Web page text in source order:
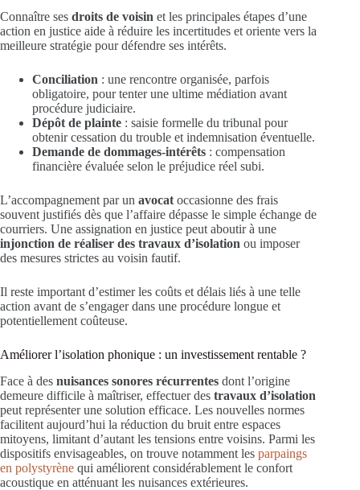
Connaître ses droits de voisin et les principales étapes d’une
action en justice aide à réduire les incertitudes et oriente vers la
meilleure stratégie pour défendre ses intérêts.
Conciliation : une rencontre organisée, parfois
obligatoire, pour tenter une ultime médiation avant
procédure judiciaire.
Dépôt de plainte : saisie formelle du tribunal pour
obtenir cessation du trouble et indemnisation éventuelle.
Demande de dommages-intérêts : compensation
financière évaluée selon le préjudice réel subi.
L’accompagnement par un avocat occasionne des frais
souvent justifiés dès que l’affaire dépasse le simple échange de
courriers. Une assignation en justice peut aboutir à une
injonction de réaliser des travaux d’isolation ou imposer
des mesures strictes au voisin fautif.
Il reste important d’estimer les coûts et délais liés à une telle
action avant de s’engager dans une procédure longue et
potentiellement coûteuse.
Améliorer l’isolation phonique : un investissement rentable ?
Face à des nuisances sonores récurrentes dont l’origine
demeure difficile à maîtriser, effectuer des travaux d’isolation
peut représenter une solution efficace. Les nouvelles normes
facilitent aujourd’hui la réduction du bruit entre espaces
mitoyens, limitant d’autant les tensions entre voisins. Parmi les
dispositifs envisageables, on trouve notamment les parpaings
en polystyrène qui améliorent considérablement le confort
acoustique en atténuant les nuisances extérieures.